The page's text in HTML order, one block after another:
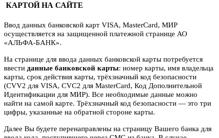
КАРТОЙ НА САЙТЕ
Ввод данных банковской карт VISA, MasterCard, МИР
осуществляется на защищенной платежной странице АО
«АЛЬФА-БАНК».
На странице для ввода данных банковской карты потребуется
ввести данные банковской карты: номер карты, имя владельца
карты, срок действия карты, трёхзначный код безопасности
(CVV2 для VISA, CVC2 для MasterCard, Код Дополнительной
Идентификации для МИР). Все необходимые данные можно
найти на самой карте. Трёхзначный код безопасности — это три
цифры, указанные на обратной стороне карты.
Далее Вы будете перенаправлены на страницу Вашего банка для